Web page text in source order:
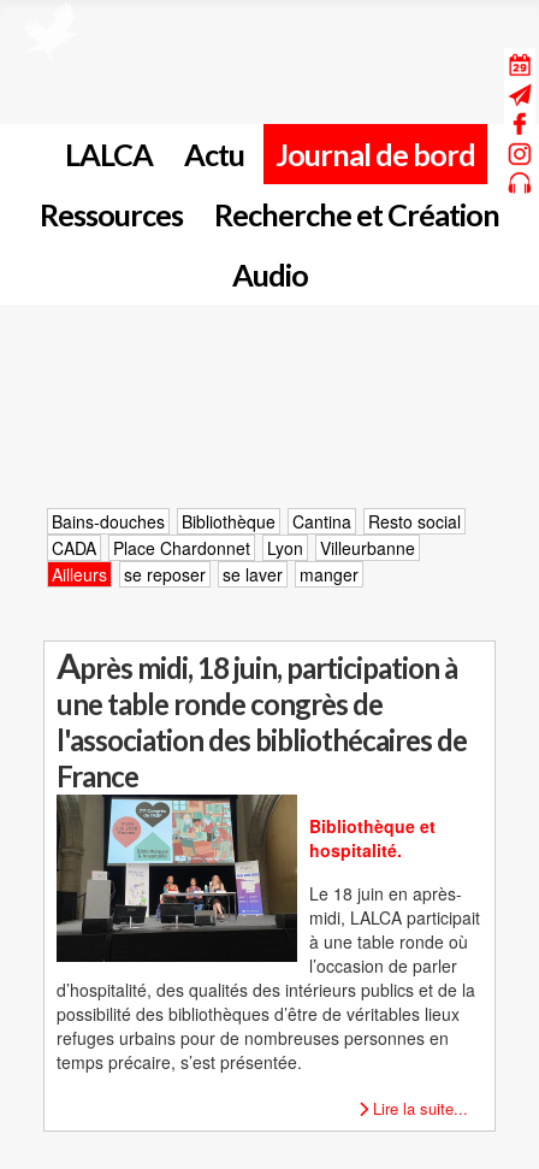
LALCA Actu
Journal de bord
Ressources
Recherche et Création
Audio
Bains-douches Bibliothèque Cantina
Resto social
CADA
Place Chardonnet Lyon
Villeurbanne
Ailleurs
se reposer se laver manger
Après midi, 18 juin, participation à
une table ronde congrès de
l'association des bibliothécaires de
France
Bibliothèque et
hospitalité.
Le 18 juin en après-
midi, LALCA participait
à une table ronde où
l’occasion de parler
d’hospitalité, des qualités des intérieurs publics et de la
possibilité des bibliothèques d’être de véritables lieux
refuges urbains pour de nombreuses personnes en
temps précaire, s’est présentée.
Lire la suite...